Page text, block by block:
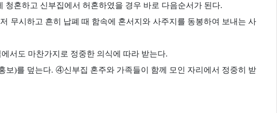
혼하고 신부집에서 허혼하였을 경우 바로 다음순서가 된다.
무시하고 흔히 납폐 때 함속에 혼서지와 사주지를 동봉하여 보내는 사
서도 마찬가지로 정중한 의식에 따라 받는다.
)를 덮는다. ④신부집 혼주와 가족들이 함께 모인 자리에서 정중히 받